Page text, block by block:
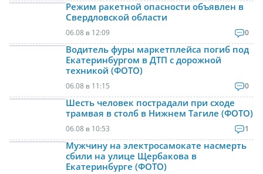
Режим ракетной опасности объявлен в
Свердловской области
06.08 в 12:09 0
Водитель фуры маркетплейса погиб под
Екатеринбургом в ДТП с дорожной
техникой (ФОТО)
06.08 в 11:15 0
Шесть человек пострадали при сходе
трамвая в столб в Нижнем Тагиле (ФОТО)
06.08 в 10:53 1
Мужчину на электросамокате насмерть
сбили на улице Щербакова в
Екатеринбурге (ФОТО)